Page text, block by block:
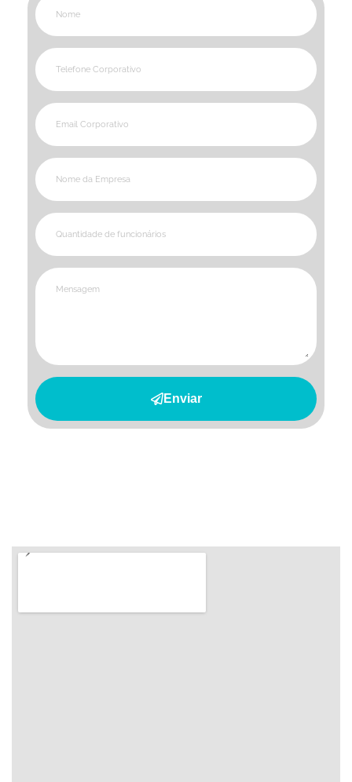
Enviar